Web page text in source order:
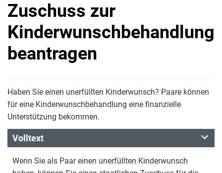
Zuschuss zur
Kinderwunschbehandlung
beantragen
Haben Sie einen unerfüllten Kinderwunsch? Paare können
für eine Kinderwunschbehandlung eine finanzielle
Unterstützung bekommen.
Volltext
Wenn Sie als Paar einen unerfüllten Kinderwunsch